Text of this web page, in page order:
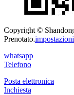
Copyright ©
Prenotato.
whatsapp
Telefono
Posta elettronica
Inchiesta